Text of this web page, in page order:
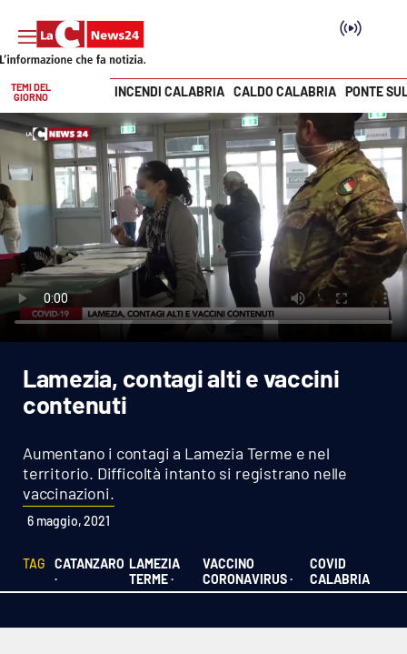
SEZIONI
Cronaca
Politica
Attualità
Economia e lavoro
Italia Mondo
Sport
Cultura
Podcast
Vai
TEMI DEL
GIORNO
INCENDI CALABRIA CALDO CALABRIA PONTE
Lamezia, contagi alti e vaccini
contenuti
Aumentano i contagi a Lamezia Terme e nel
territorio. Difficoltà intanto si registrano nelle
vaccinazioni.
6 maggio, 2021
TAG
CATANZARO
·
LAMEZIA
TERME ·
VACCINO
CORONAVIRUS ·
COVID
CALABRIA